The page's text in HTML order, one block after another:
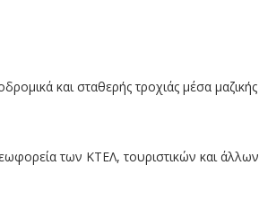
και σταθερής τροχιάς μέσα μαζικής
των ΚΤΕΛ, τουριστικών και άλλων